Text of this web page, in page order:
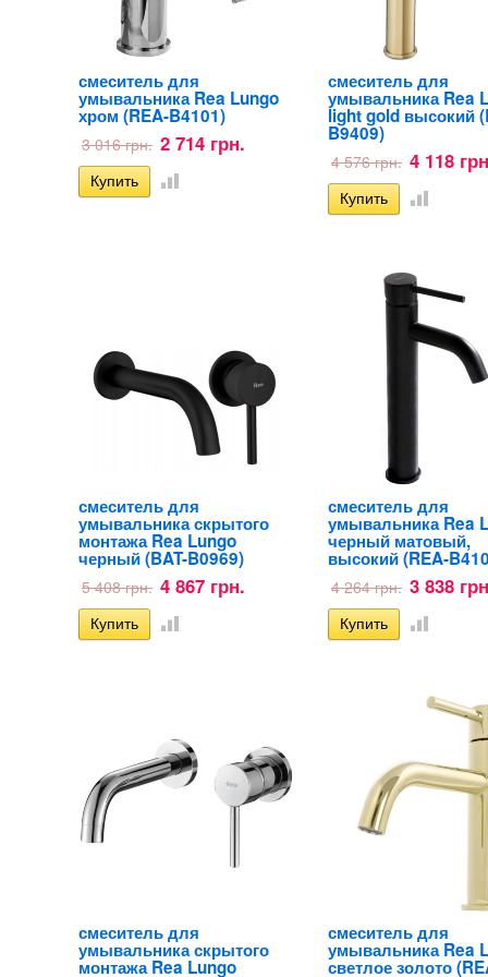
смеситель для
умывальника Rea Lungo
хром (REA-B4101)
3 016 грн. 2 714 грн.
смеситель для
умывальника Rea
light gold высокий
B9409)
4 576 грн. 4 118
смеситель для
умывальника скрытого
монтажа Rea Lungo
черный (BAT-B0969)
5 408 грн. 4 867 грн.
смеситель для
умывальника Rea
черный матовый,
высокий (REA-
4 264 грн. 3 838
смеситель для
умывальника скрытого
монтажа Rea Lungo
смеситель для
умывальника Rea
светлое золото